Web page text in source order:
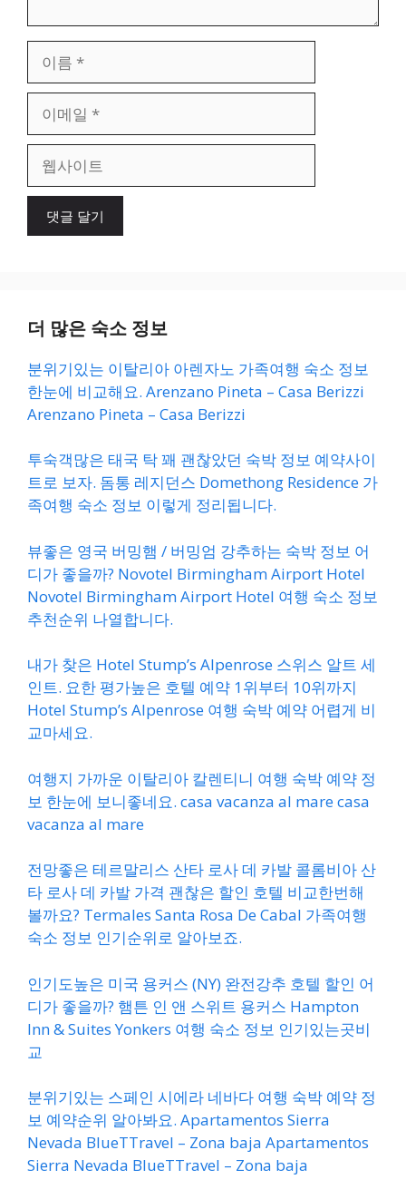
일
이
더 많은 숙소 정보
분위기있는 이탈리아 아렌자노 가족여행 숙소 정보
한눈에 비교해요. Arenzano Pineta – Casa Berizzi
Arenzano Pineta – Casa Berizzi
투숙객많은 태국 탁 꽤 괜찮았던 숙박 정보 예약사이
트로 보자. 돔통 레지던스 Domethong Residence 가
족여행 숙소 정보 이렇게 정리됩니다.
뷰좋은 영국 버밍햄 / 버밍엄 강추하는 숙박 정보 어
디가 좋을까? Novotel Birmingham Airport Hotel
Novotel Birmingham Airport Hotel 여행 숙소 정보
추천순위 나열합니다.
내가 찾은 Hotel Stump’s Alpenrose 스위스 알트 세
인트. 요한 평가높은 호텔 예약 1위부터 10위까지
Hotel Stump’s Alpenrose 여행 숙박 예약 어렵게 비
교마세요.
여행지 가까운 이탈리아 칼렌티니 여행 숙박 예약 정
보 한눈에 보니좋네요. casa vacanza al mare casa
vacanza al mare
전망좋은 테르말리스 산타 로사 데 카발 콜롬비아 산
타 로사 데 카발 가격 괜찮은 할인 호텔 비교한번해
볼까요? Termales Santa Rosa De Cabal 가족여행
숙소 정보 인기순위로 알아보죠.
인기도높은 미국 용커스 (NY) 완전강추 호텔 할인 어
디가 좋을까? 햄튼 인 앤 스위트 용커스 Hampton
Inn & Suites Yonkers 여행 숙소 정보 인기있는곳비
교
분위기있는 스페인 시에라 네바다 여행 숙박 예약 정
보 예약순위 알아봐요. Apartamentos Sierra
Nevada BlueTTravel – Zona baja Apartamentos
Sierra Nevada BlueTTravel – Zona baja